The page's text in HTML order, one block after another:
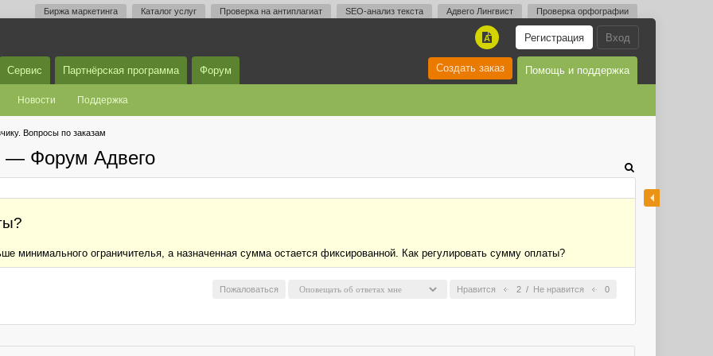
Биржа маркетинга Каталог услуг Проверка на антиплагиат SEO-анализ текста Адвего Лингвист Проверка орфографии
Вход
Регистрация
A
Сервис Партнёрская программа Форум Помощь и поддержка
Создать заказ
Новости Поддержка
Вопросы по заказам
— Форум Адвего
минимального ограничителья, а назначенная сумма остается фиксированной. Как регулировать сумму оплаты?
Нравится 2 / Не нравится 0
Пожаловаться